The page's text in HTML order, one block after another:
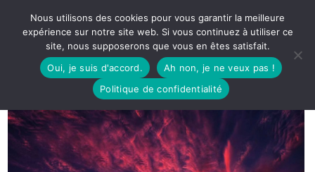
Nous utilisons des cookies pour vous garantir la meilleure
expérience sur notre site web. Si vous continuez à utiliser ce
site, nous supposerons que vous en êtes satisfait.
Oui, je suis d'accord.
Ah non, je ne veux pas !
Politique de confidentialité